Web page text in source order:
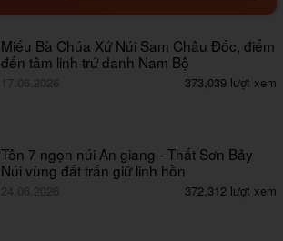
Miếu Bà Chúa Xứ Núi Sam Châu Đốc, điểm
đến tâm linh trứ danh Nam Bộ
17.06.2026 373,039 lượt xem
Tên 7 ngọn núi An giang - Thất Sơn Bảy
Núi vùng đất trấn giữ linh hồn
24.06.2026 372,312 lượt xem